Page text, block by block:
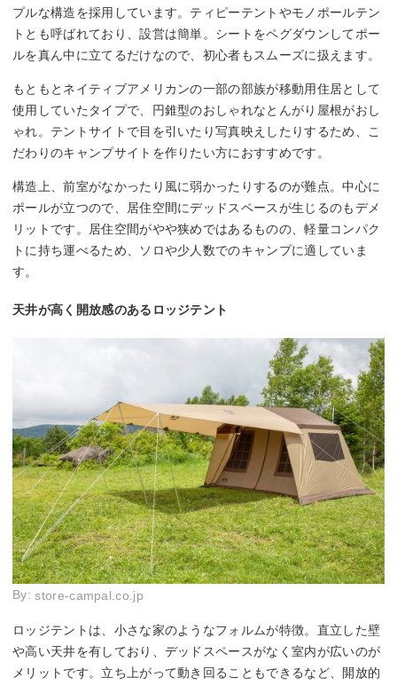
プルな構造を採用しています。ティピーテントやモノポールテン
トとも呼ばれており、設営は簡単。シートをペグダウンしてポー
ルを真ん中に立てるだけなので、初心者もスムーズに扱えます。
もともとネイティブアメリカンの一部の部族が移動用住居として
使用していたタイプで、円錐型のおしゃれなとんがり屋根がおし
ゃれ。テントサイトで目を引いたり写真映えしたりするため、こ
だわりのキャンプサイトを作りたい方におすすめです。
構造上、前室がなかったり風に弱かったりするのが難点。中心に
ポールが立つので、居住空間にデッドスペースが生じるのもデメ
リットです。居住空間がやや狭めではあるものの、軽量コンパク
トに持ち運べるため、ソロや少人数でのキャンプに適していま
す。
天井が高く開放感のあるロッジテント
By:store-campal.co.jp
ロッジテントは、小さな家のようなフォルムが特徴。直立した壁
や高い天井を有しており、デッドスペースがなく室内が広いのが
メリットです。立ち上がって動き回ることもできるなど、開放的